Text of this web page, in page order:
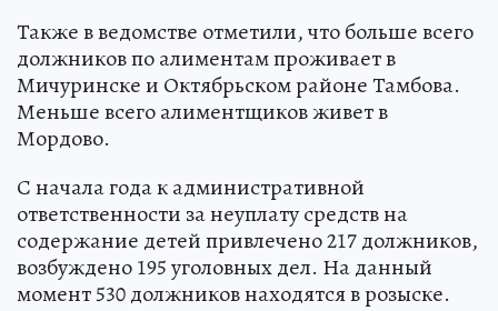
Также в ведомстве отметили, что больше всего
должников по алиментам проживает в
Мичуринске и Октябрьском районе Тамбова.
Меньше всего алиментщиков живет в
Мордово.
С начала года к административной
ответственности за неуплату средств на
содержание детей привлечено 217 должников,
возбуждено 195 уголовных дел. На данный
момент 530 должников находятся в розыске.